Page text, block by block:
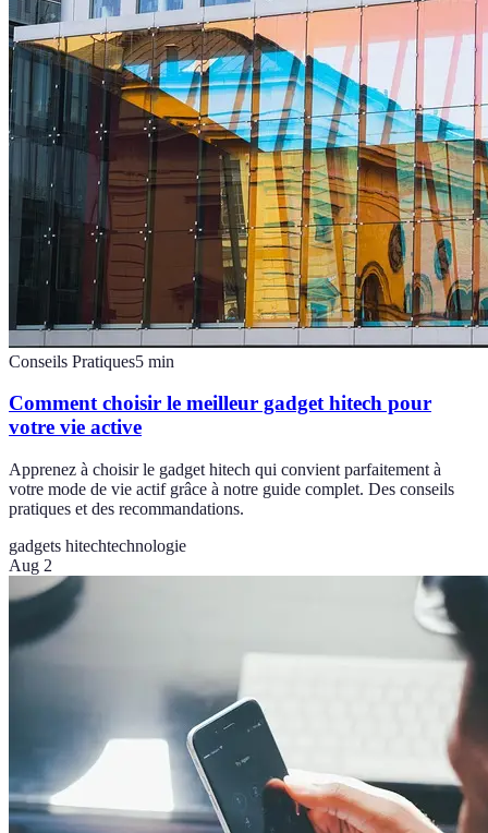
Conseils Pratiques5 min
Comment choisir le meilleur gadget hitech pour
votre vie active
Apprenez à choisir le gadget hitech qui convient parfaitement à
votre mode de vie actif grâce à notre guide complet. Des conseils
pratiques et des recommandations.
gadgets hitechtechnologie
Aug 2